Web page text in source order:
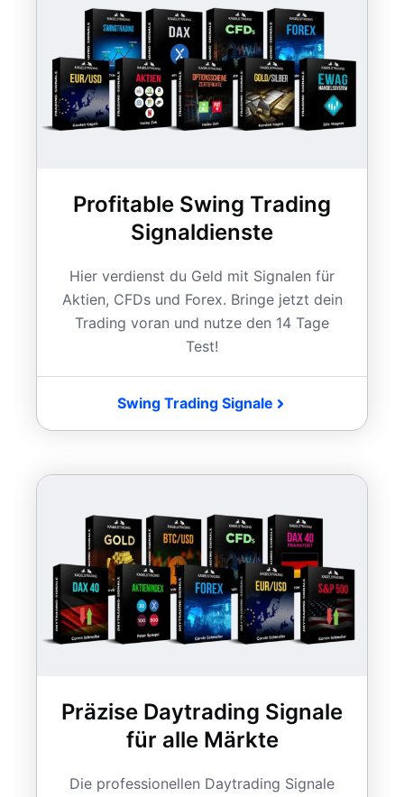
Profitable Swing Trading
Signaldienste
Hier verdienst du Geld mit Signalen für
Aktien, CFDs und Forex. Bringe jetzt dein
Trading voran und nutze den 14 Tage
Test!
Swing Trading Signale
Präzise Daytrading Signale
für alle Märkte
Die professionellen Daytrading Signale